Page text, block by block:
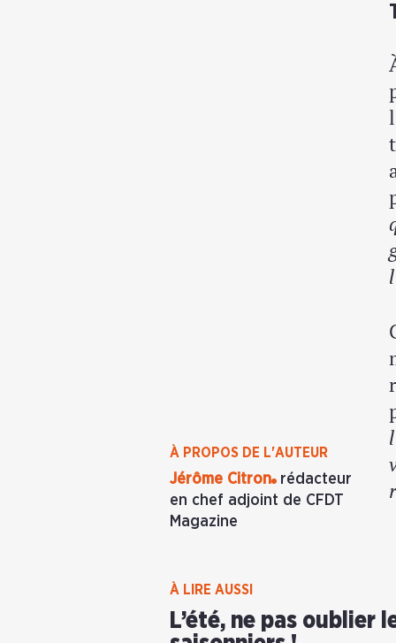
À PROPOS DE L'AUTEUR
Jérôme Citron
rédacteur
en chef adjoint de CFDT
Magazine
À LIRE AUSSI
L’été, ne pas oublier